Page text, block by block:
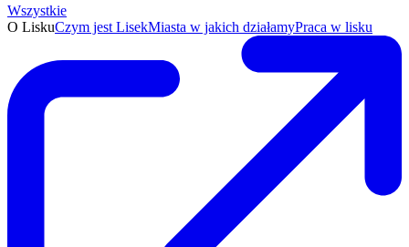
Wszystkie
O LiskuCzym jest LisekMiasta w jakich działamyPraca w lisku